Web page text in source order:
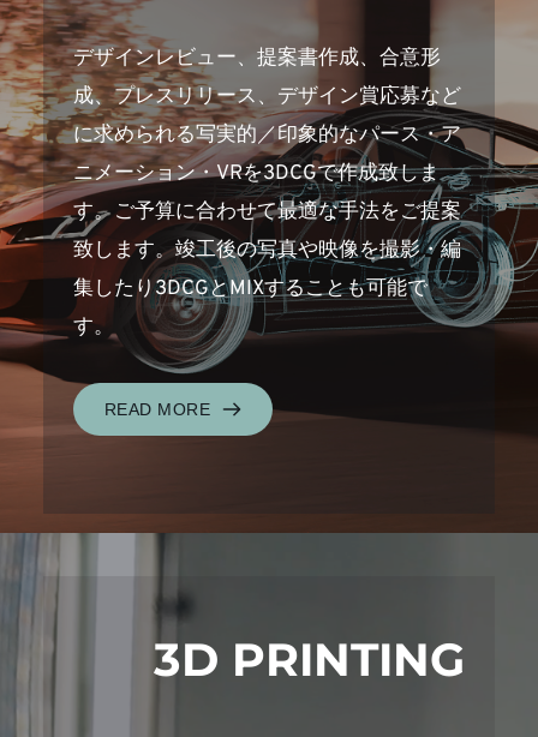
デザインレビュー、提案書作成、合意形
成、プレスリリース、デザイン賞応募など
に求められる写実的／印象的なパース・ア
ニメーション・VRを3DCGで作成致しま
す。ご予算に合わせて最適な手法をご提案
致します。竣工後の写真や映像を撮影・編
集したり3DCGとMIXすることも可能で
す。
READ MORE
3D PRINTING